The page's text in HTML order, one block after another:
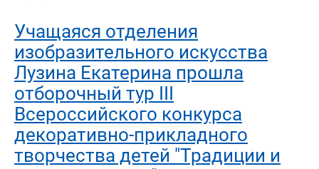
Учащаяся отделения
изобразительного искусства
Лузина Екатерина прошла
отборочный тур III
Всероссийского конкурса
декоративно-прикладного
творчества детей "Традиции и